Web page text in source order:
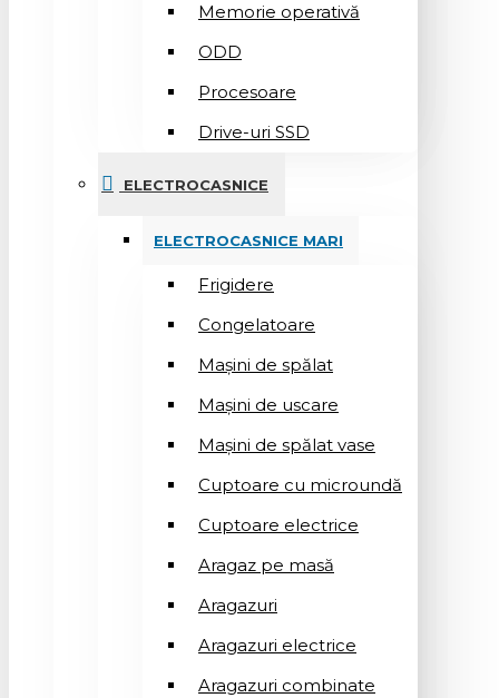
Memorie operativă
ODD
Procesoare
Drive-uri SSD
ELECTROCASNICE
ELECTROCASNICE MARI
Frigidere
Congelatoare
Mașini de spălat
Mașini de uscare
Mașini de spălat vase
Cuptoare cu microundă
Cuptoare electrice
Aragaz pe masă
Aragazuri
Aragazuri electrice
Aragazuri combinate